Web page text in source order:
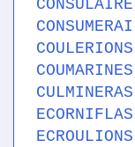
CONSULAIRE
CONSUMERAI
COULERIONS
COUMARINES
CULMINERAS
ECORNIFLAS
ECROULIONS